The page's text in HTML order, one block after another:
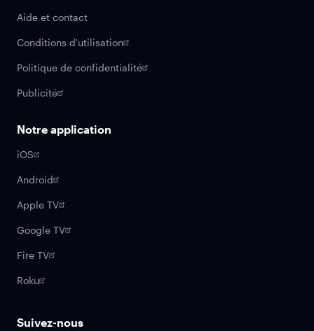
Aide et contact
Conditions d'utilisation
Politique de confidentialité
Publicité
Notre application
iOS
Android
Apple TV
Google TV
Fire TV
Roku
Suivez-nous